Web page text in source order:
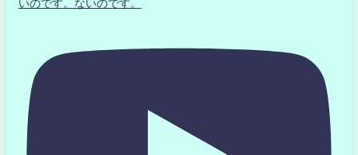
いのです。ないのです。